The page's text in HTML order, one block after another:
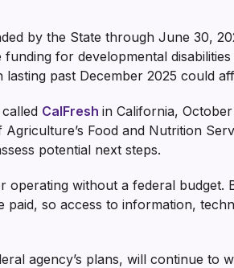
by the State through June 30,
for developmental
past December 2025 could
CalFresh in California,
Food and Nutrition
potential next steps.
operating without a federal
so access to information,
agency’s plans, will continue